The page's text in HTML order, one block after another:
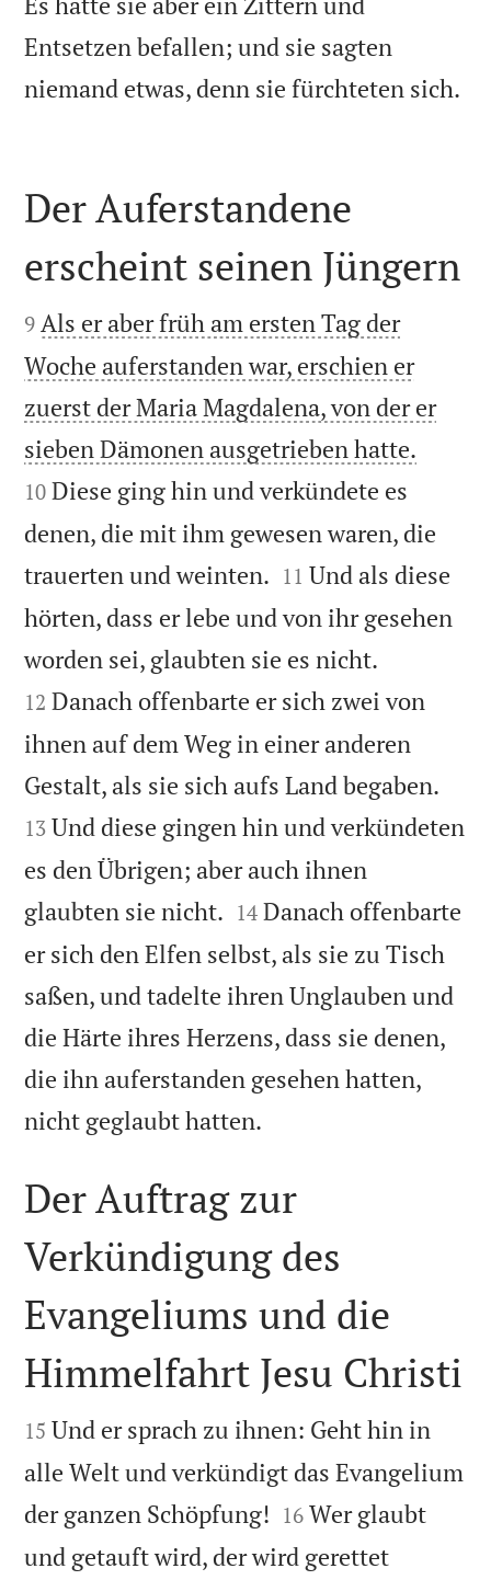
Entsetzen befallen; und sie sagten
niemand etwas, denn sie fürchteten sich.

Der Auferstandene
erscheint seinen Jüngern

9 Als er aber früh am ersten Tag der
Woche auferstanden war, erschien er
zuerst der Maria Magdalena, von der er
sieben Dämonen ausgetrieben hatte.
10 Diese ging hin und verkündete es
denen, die mit ihm gewesen waren, die
trauerten und weinten. 

11 Und als diese
hörten, dass er lebe und von ihr gesehen
worden sei, glaubten sie es nicht.
12 Danach offenbarte er sich zwei von
ihnen auf dem Weg in einer anderen
Gestalt, als sie sich aufs Land begaben.
13 Und diese gingen hin und verkündeten
es den Übrigen; aber auch ihnen
glaubten sie nicht. 

14 Danach offenbarte
er sich den Elfen selbst, als sie zu Tisch
saßen, und tadelte ihren Unglauben und
die Härte ihres Herzens, dass sie denen,
die ihn auferstanden gesehen hatten,
nicht geglaubt hatten.

Der Auftrag zur
Verkündigung des
Evangeliums und die
Himmelfahrt Jesu Christi

15 Und er sprach zu ihnen: Geht hin in
alle Welt und verkündigt das Evangelium
der ganzen Schöpfung! 

16 Wer glaubt
und getauft wird, der wird gerettet